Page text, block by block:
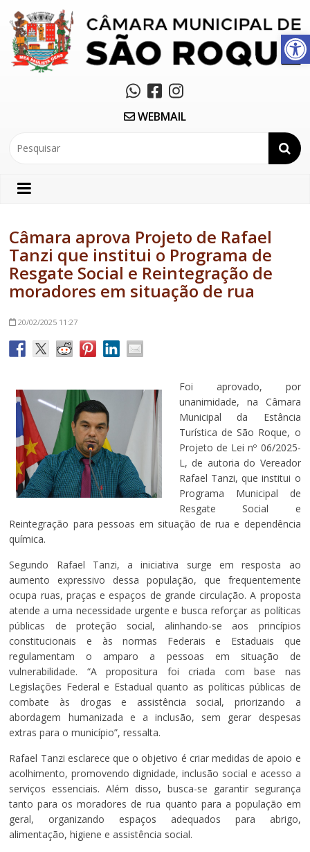
Abrir a barra de ferramentas
WEBMAIL
Câmara aprova Projeto de Rafael
Tanzi que institui o Programa de
Resgate Social e Reintegração de
moradores em situação de rua
20/02/2025 11:27
Foi aprovado, por
unanimidade, na Câmara
Municipal da Estância
Turística de São Roque, o
Projeto de Lei nº 06/2025-
L, de autoria do Vereador
Rafael Tanzi, que institui o
Programa Municipal de
Resgate Social e
Reintegração para pessoas em situação de rua e dependência
química.
Segundo Rafael Tanzi, a iniciativa surge em resposta ao
aumento expressivo dessa população, que frequentemente
ocupa ruas, praças e espaços de grande circulação. A proposta
atende a uma necessidade urgente e busca reforçar as políticas
públicas de proteção social, alinhando-se aos princípios
constitucionais e às normas Federais e Estaduais que
regulamentam o amparo a pessoas em situação de
vulnerabilidade. “A propositura foi criada com base nas
Legislações Federal e Estadual quanto as políticas públicas de
combate às drogas e assistência social, priorizando a
abordagem humanizada e a inclusão, sem gerar despesas
extras para o município”, ressalta.
Rafael Tanzi esclarece que o objetivo é criar medidas de apoio e
acolhimento, promovendo dignidade, inclusão social e acesso a
serviços essenciais. Além disso, busca-se garantir segurança
tanto para os moradores de rua quanto para a população em
geral, organizando espaços adequados para abrigo,
alimentação, higiene e assistência social.